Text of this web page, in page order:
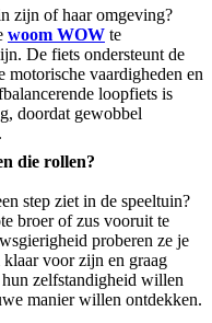
zijn of haar omgeving?
woom WOW te
De fiets ondersteunt de
vaardigheden en
loopfiets is
doordat gewobbel
die rollen?
step ziet in de speeltuin?
broer of zus vooruit te
proberen ze je
voor zijn en graag
zelfstandigheid willen
manier willen ontdekken.